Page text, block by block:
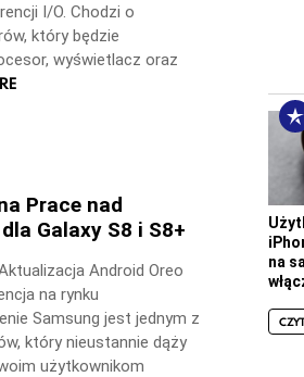
I/O. Chodzi o
który będzie
wyświetlacz oraz
Prace nad
Galaxy S8 i S8+
Android Oreo
na rynku
Samsung jest jednym z
który nieustannie dąży
użytkownikom
na